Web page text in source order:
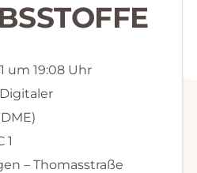
um 19:08 Uhr
1
– Thomasstraße